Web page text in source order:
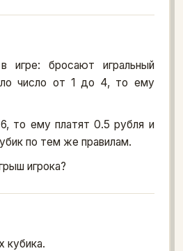
игре: бросают игральный
число от 1 до 4, то ему
то ему платят 0.5 рубля и
по тем же правилам.
игрока?
кубика.